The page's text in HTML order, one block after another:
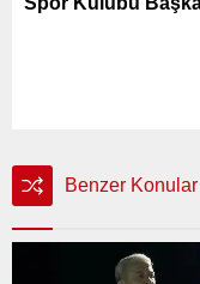
Benzer Konular